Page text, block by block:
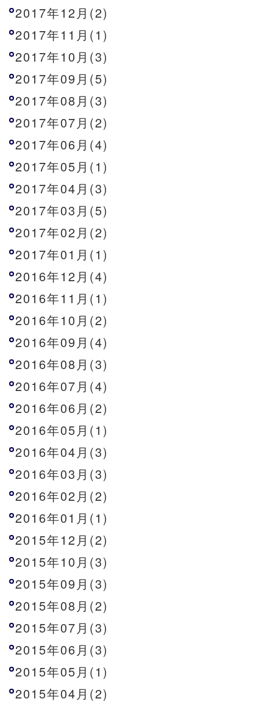
2017年12月(2)
2017年11月(1)
2017年10月(3)
2017年09月(5)
2017年08月(3)
2017年07月(2)
2017年06月(4)
2017年05月(1)
2017年04月(3)
2017年03月(5)
2017年02月(2)
2017年01月(1)
2016年12月(4)
2016年11月(1)
2016年10月(2)
2016年09月(4)
2016年08月(3)
2016年07月(4)
2016年06月(2)
2016年05月(1)
2016年04月(3)
2016年03月(3)
2016年02月(2)
2016年01月(1)
2015年12月(2)
2015年10月(3)
2015年09月(3)
2015年08月(2)
2015年07月(3)
2015年06月(3)
2015年05月(1)
2015年04月(2)